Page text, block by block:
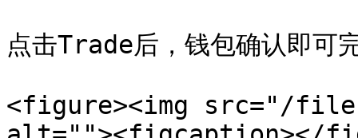
点击Trade后，钱包确认即可
<figure><img src="/